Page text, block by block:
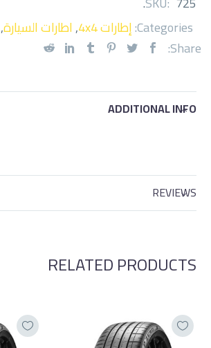
Categories: إطارات 4x4 ,اطارات السيارة,
Share:
ADDITIONAL INFO
REVIEWS
RELATED PRODUCTS